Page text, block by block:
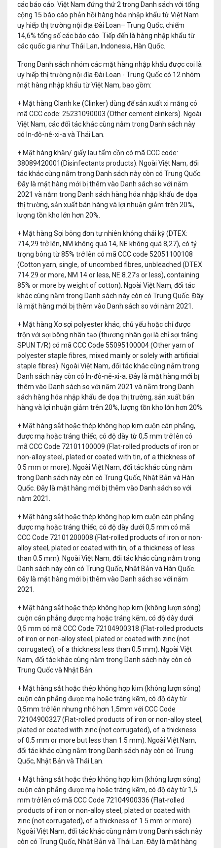
các báo cáo. Việt Nam đứng thứ 2 trong Danh sách với tổng
cộng 15 báo cáo phản hồi hàng hóa nhập khẩu từ Việt Nam
uy hiếp thị trường nội địa Đài Loan– Trung Quốc, chiếm
14,6% tổng số các báo cáo. Tiếp đến là hàng nhập khẩu từ
các quốc gia như Thái Lan, Indonesia, Hàn Quốc.
Trong Danh sách nhóm các mặt hàng nhập khẩu được coi là
uy hiếp thị trường nội địa Đài Loan - Trung Quốc có 12 nhóm
mặt hàng nhập khẩu từ Việt Nam, bao gồm:
+ Mặt hàng Clanh ke (Clinker) dùng để sản xuất xi măng có
mã CCC code: 25231090003 (Other cement clinkers). Ngoài
Việt Nam, các đối tác khác cùng nằm trong Danh sách này
có In-đô-nê-xi-a và Thái Lan.
+ Mặt hàng khăn/ giấy lau tẩm cồn có mã CCC code:
38089420001(Disinfectants products). Ngoài Việt Nam, đối
tác khác cùng nằm trong Danh sách này còn có Trung Quốc.
Đây là mặt hàng mới bị thêm vào Danh sách so với năm
2021 và nằm trong Danh sách hàng hóa nhập khẩu đe dọa
thị trường, sản xuất bán hàng và lợi nhuận giảm trên 20%,
lượng tồn kho lớn hơn 20%.
+ Mặt hàng Sợi bông đơn tự nhiên không chải kỹ (DTEX:
714,29 trở lên, NM không quá 14, NE không quá 8,27), có tỷ
trọng bông từ 85% trở lên có mã CCC code 52051100108
(Cotton yarn, single, of uncombed fibres, unbleached (DTEX
714.29 or more, NM 14 or less, NE 8.27's or less), containing
85% or more by weight of cotton). Ngoài Việt Nam, đối tác
khác cùng nằm trong Danh sách này còn có Trung Quốc. Đây
là mặt hàng mới bị thêm vào Danh sách so với năm 2021.
+ Mặt hàng Xơ sợi polyester khác, chủ yếu hoặc chỉ được
trộn với sợi bông nhân tạo (thương nhân gọi là chỉ sợi trắng
SPUN T/R) có mã CCC Code 55095100004 (Other yarn of
polyester staple fibres, mixed mainly or solely with artificial
staple fibres). Ngoài Việt Nam, đối tác khác cùng nằm trong
Danh sách này còn có In-đô-nê-xi-a. Đây là mặt hàng mới bị
thêm vào Danh sách so với năm 2021 và nằm trong Danh
sách hàng hóa nhập khẩu đe dọa thị trường, sản xuất bán
hàng và lợi nhuận giảm trên 20%, lượng tồn kho lớn hơn 20%.
+ Mặt hàng sắt hoặc thép không hợp kim cuộn cán phẳng,
được mạ hoặc tráng thiếc, có độ dày từ 0,5 mm trở lên có
mã CCC Code 72101100009 (Flat-rolled products of iron or
non-alloy steel, plated or coated with tin, of a thickness of
0.5 mm or more). Ngoài Việt Nam, đối tác khác cùng nằm
trong Danh sách này còn có Trung Quốc, Nhật Bản và Hàn
Quốc. Đây là mặt hàng mới bị thêm vào Danh sách so với
năm 2021.
+ Mặt hàng sắt hoặc thép không hợp kim cuộn cán phẳng
được mạ hoặc tráng thiếc, có độ dày dưới 0,5 mm có mã
CCC Code 72101200008 (Flat-rolled products of iron or non-
alloy steel, plated or coated with tin, of a thickness of less
than 0.5 mm). Ngoài Việt Nam, đối tác khác cùng nằm trong
Danh sách này còn có Trung Quốc, Nhật Bản và Hàn Quốc.
Đây là mặt hàng mới bị thêm vào Danh sách so với năm
2021.
+ Mặt hàng sắt hoặc thép không hợp kim (không lượn sóng)
cuộn cán phẳng được mạ hoặc tráng kẽm, có độ dày dưới
0,5 mm có mã CCC Code 72104900318 (Flat-rolled products
of iron or non-alloy steel, plated or coated with zinc (not
corrugated), of a thickness less than 0.5 mm). Ngoài Việt
Nam, đối tác khác cùng nằm trong Danh sách này còn có
Trung Quốc và Nhật Bản.
+ Mặt hàng sắt hoặc thép không hợp kim (không lượn sóng)
cuộn cán phẳng được mạ hoặc tráng kẽm, có độ dày từ
0,5mm trở lên nhưng nhỏ hơn 1,5mm với CCC Code
72104900327 (Flat-rolled products of iron or non-alloy steel,
plated or coated with zinc (not corrugated), of a thickness
of 0.5 mm or more but less than 1.5 mm). Ngoài Việt Nam,
đối tác khác cùng nằm trong Danh sách này còn có Trung
Quốc, Nhật Bản và Thái Lan.
+ Mặt hàng sắt hoặc thép không hợp kim (không lượn sóng)
cuộn cán phẳng được mạ hoặc tráng kẽm, có độ dày từ 1,5
mm trở lên có mã CCC Code 72104900336 (Flat-rolled
products of iron or non-alloy steel, plated or coated with
zinc (not corrugated), of a thickness of 1.5 mm or more).
Ngoài Việt Nam, đối tác khác cùng nằm trong Danh sách này
còn có Trung Quốc, Nhật Bản và Thái Lan. Đây là mặt hàng